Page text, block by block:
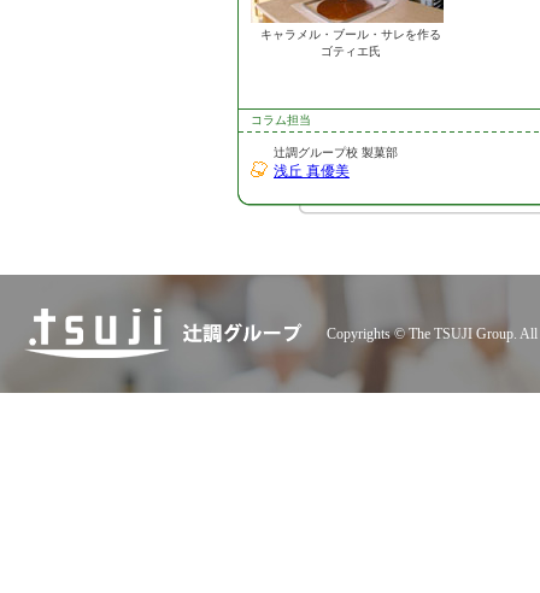
キャラメル・ブール・サレを作る
ゴティエ氏
コラム担当
辻調グループ校 製菓部
浅丘 真優美
Copyrights © The TSUJI Group. All